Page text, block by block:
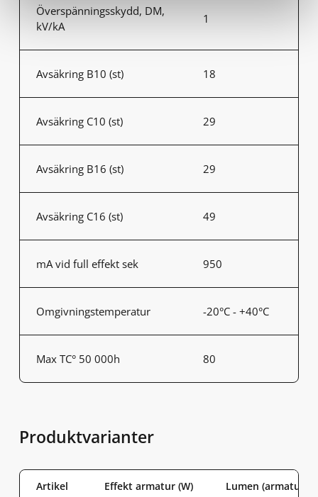
Överspänningsskydd, DM,
kV/kA
1
Avsäkring B10 (st) 18
Avsäkring C10 (st) 29
Avsäkring B16 (st) 29
Avsäkring C16 (st) 49
mA vid full effekt sek 950
Omgivningstemperatur -20°C - +40°C
Max TC° 50 000h 80
Produktvarianter
Artikel Effekt armatur (W) Lumen (armatur)